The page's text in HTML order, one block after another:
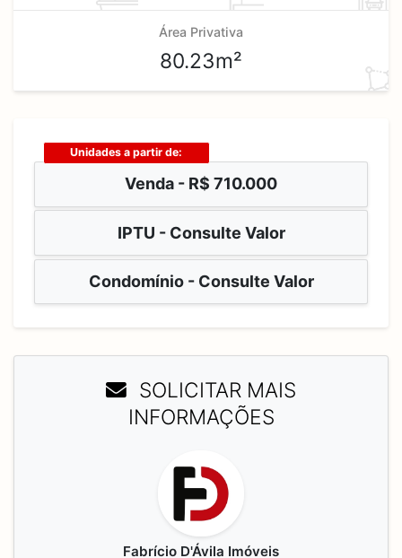
Área Privativa
80.23m²
Unidades a partir de:
Venda - R$ 710.000
IPTU - Consulte Valor
Condomínio - Consulte Valor
SOLICITAR MAIS
INFORMAÇÕES
Fabrício D'Ávila Imóveis